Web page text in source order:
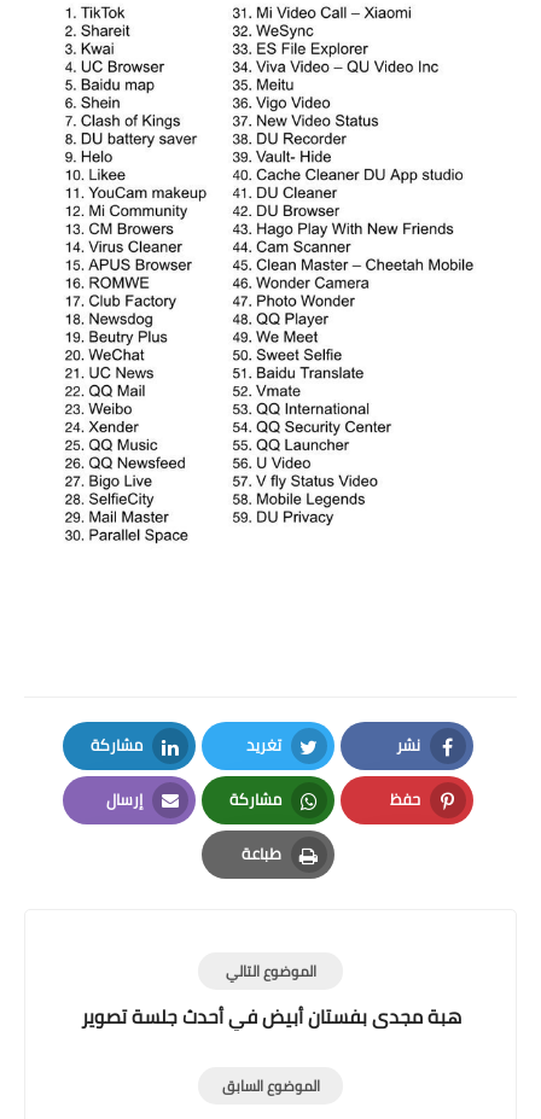
نشر
Facebook
تغريد
Twitter
مشاركة
LinkedIn
حفظ
Pinterest
مشاركة
Whatsapp
إرسال
Email
طباعة
Print
الموضوع التالي
هبة مجدى بفستان أبيض في أحدث جلسة تصوير
الموضوع السابق